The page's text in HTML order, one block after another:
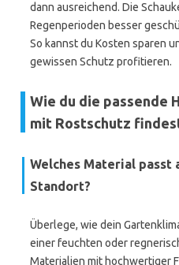
dann ausreichend. Die
Regenperioden besser
So kannst du Kosten sparen
gewissen Schutz profitieren.
Wie du die passende
mit Rostschutz
Welches Material passt
Standort?
Überlege, wie dein
einer feuchten oder
Materialien mit hochwertiger